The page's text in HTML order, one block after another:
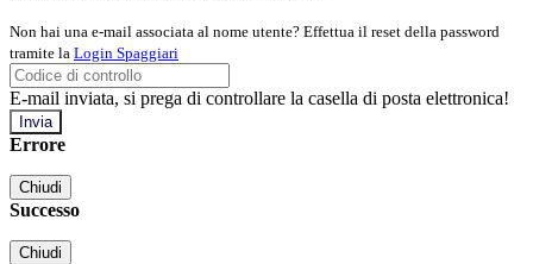
Non hai una e-mail associata al nome utente? Effettua il reset della password
tramite la Login Spaggiari
E-mail inviata, si prega di controllare la casella di posta elettronica!
Errore
Chiudi
Successo
Chiudi